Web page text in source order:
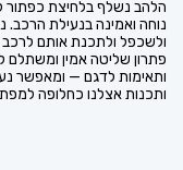
הלהב נשלף בלחיצת כפתור
נוחה ואמינה בנעילת הרכב.
ולשכפל ולתכנת אותם
ותאימות לדגם — ומאפשר
ותכנות אצלנו כחלופה